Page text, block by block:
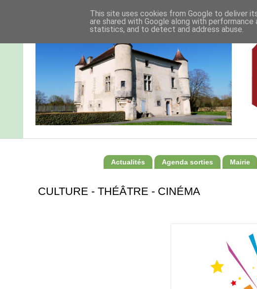
Actualités Agenda sorties Mairie
CULTURE - THÉÂTRE - CINÉMA
This site uses cookies from Google to deliver
are shared with Google along with
statistics, and to detect and address abuse.